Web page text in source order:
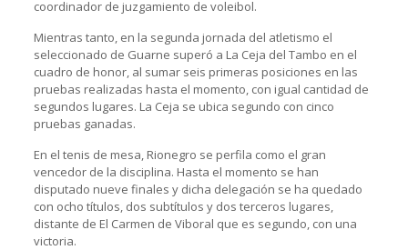
coordinador de juzgamiento de voleibol.
Mientras tanto, en la segunda jornada del atletismo el
seleccionado de Guarne superó a La Ceja del Tambo en el
cuadro de honor, al sumar seis primeras posiciones en las
pruebas realizadas hasta el momento, con igual cantidad de
segundos lugares. La Ceja se ubica segundo con cinco
pruebas ganadas.
En el tenis de mesa, Rionegro se perfila como el gran
vencedor de la disciplina. Hasta el momento se han
disputado nueve finales y dicha delegación se ha quedado
con ocho títulos, dos subtítulos y dos terceros lugares,
distante de El Carmen de Viboral que es segundo, con una
victoria.